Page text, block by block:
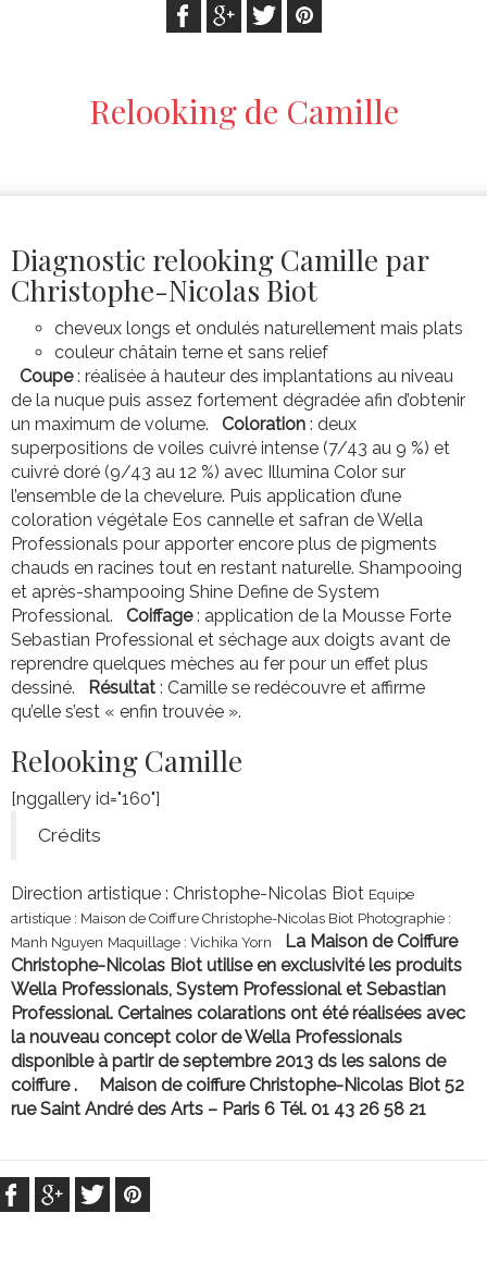
Relooking de Camille
Diagnostic relooking Camille par
Christophe-Nicolas Biot
cheveux longs et ondulés naturellement mais plats
couleur châtain terne et sans relief
Coupe: réalisée à hauteur des implantations au niveau
de la nuque puis assez fortement dégradée afin d’obtenir
un maximum de volume. Coloration : deux
superpositions de voiles cuivré intense (7/43 au 9 %) et
cuivré doré (9/43 au 12 %) avec Illumina Color sur
l’ensemble de la chevelure. Puis application d’une
coloration végétale Eos cannelle et safran de Wella
Professionals pour apporter encore plus de pigments
chauds en racines tout en restant naturelle. Shampooing
et après-shampooing Shine Define de System
Professional. Coiffage: application de la Mousse Forte
Sebastian Professional et séchage aux doigts avant de
reprendre quelques mèches au fer pour un effet plus
dessiné.
Résultat : Camille se redécouvre et affirme
qu’elle s’est « enfin trouvée ».
Relooking Camille
[nggallery id="160"]
Crédits
Direction artistique : Christophe-Nicolas Biot Equipe
artistique : Maison de Coiffure Christophe-Nicolas Biot Photographie :
Manh Nguyen Maquillage : Vichika Yorn
La Maison de Coiffure
Christophe-Nicolas Biot utilise en exclusivité les produits
Wella Professionals, System Professional et Sebastian
Professional. Certaines colarations ont été réalisées avec
la nouveau concept color de Wella Professionals
disponible à partir de septembre 2013 ds les salons de
coiffure .
Maison de coiffure Christophe-Nicolas Biot 52
rue Saint André des Arts – Paris 6 Tél. 01 43 26 58 21